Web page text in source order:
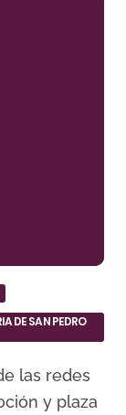
DE SAN PEDRO
y plaza